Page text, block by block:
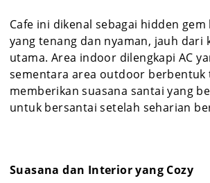
Cafe ini dikenal sebagai hidden gem
yang tenang dan nyaman, jauh dari
utama. Area indoor dilengkapi AC
sementara area outdoor berbentuk
memberikan suasana santai yang
untuk bersantai setelah seharian
Suasana dan Interior yang Cozy